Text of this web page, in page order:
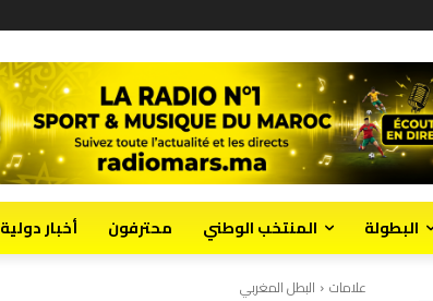
البطولة المنتخب الوطني محترفون أخبار دولية
علامات البطل المغربي